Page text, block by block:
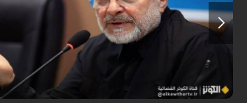
أكد رئيس مجلس الشورى الإسلامي الإيراني أن التصريحات
والتهديدات المتكررة لم تعد تُجدي نفعاً، واصفاً إياها بالدبلوماسية